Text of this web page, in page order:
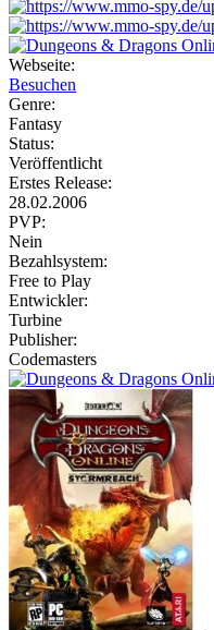
Webseite:
Besuchen
Genre:
Fantasy
Status:
Veröffentlicht
Erstes Release:
28.02.2006
PVP:
Nein
Bezahlsystem:
Free to Play
Entwickler:
Turbine
Publisher:
Codemasters